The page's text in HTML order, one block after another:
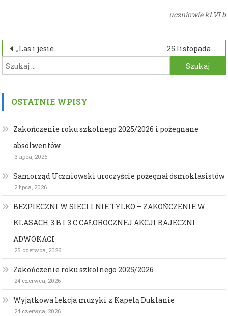
uczniowie kl.VI b
Nawigacja
wpisu
„Las i jesień w poezji dziecięcej”
25 listopada uczcijmy Światowy Dzień Pluszowego Misia
Szukaj:
OSTATNIE WPISY
Zakończenie roku szkolnego 2025/2026 i pożegnane
absolwentów
3 lipca, 2026
Samorząd Uczniowski uroczyście pożegnał ósmoklasistów
2 lipca, 2026
BEZPIECZNI W SIECI I NIE TYLKO – ZAKOŃCZENIE W
KLASACH 3 B I 3 C CAŁOROCZNEJ AKCJI BAJECZNI
ADWOKACI
25 czerwca, 2026
Zakończenie roku szkolnego 2025/2026
24 czerwca, 2026
Wyjątkowa lekcja muzyki z Kapelą Duklanie
24 czerwca, 2026